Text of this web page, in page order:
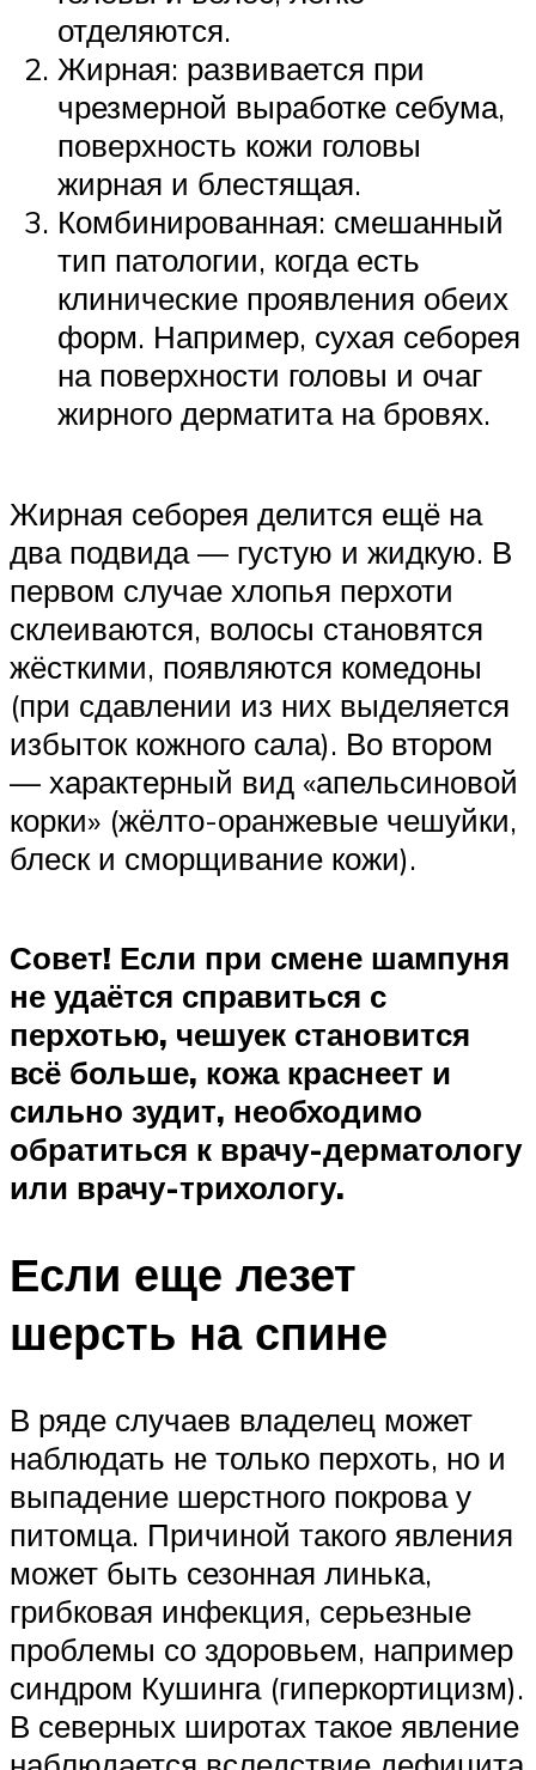
отделяются.
Жирная: развивается при
чрезмерной выработке себума,
поверхность кожи головы
жирная и блестящая.
Комбинированная: смешанный
тип патологии, когда есть
клинические проявления обеих
форм. Например, сухая себорея
на поверхности головы и очаг
жирного дерматита на бровях.
Жирная себорея делится ещё на
два подвида — густую и жидкую. В
первом случае хлопья перхоти
склеиваются, волосы становятся
жёсткими, появляются комедоны
(при сдавлении из них выделяется
избыток кожного сала). Во втором
— характерный вид «апельсиновой
корки» (жёлто-оранжевые чешуйки,
блеск и сморщивание кожи).
Совет! Если при смене шампуня
не удаётся справиться с
перхотью, чешуек становится
всё больше, кожа краснеет и
сильно зудит, необходимо
обратиться к врачу-дерматологу
или врачу-трихологу.
Если еще лезет
шерсть на спине
В ряде случаев владелец может
наблюдать не только перхоть, но и
выпадение шерстного покрова у
питомца. Причиной такого явления
может быть сезонная линька,
грибковая инфекция, серьезные
проблемы со здоровьем, например
синдром Кушинга (гиперкортицизм).
В северных широтах такое явление